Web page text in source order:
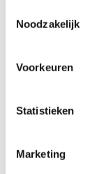
Noodzakelijk
Voorkeuren
Statistieken
Marketing